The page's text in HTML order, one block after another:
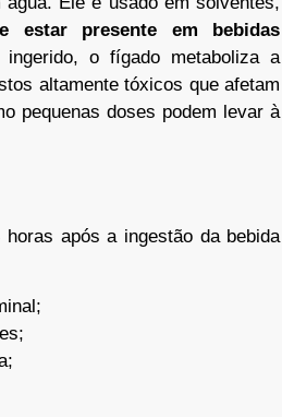
estar presente em bebidas
o fígado metaboliza a
altamente tóxicos que afetam
pequenas doses podem levar à
após a ingestão da bebida